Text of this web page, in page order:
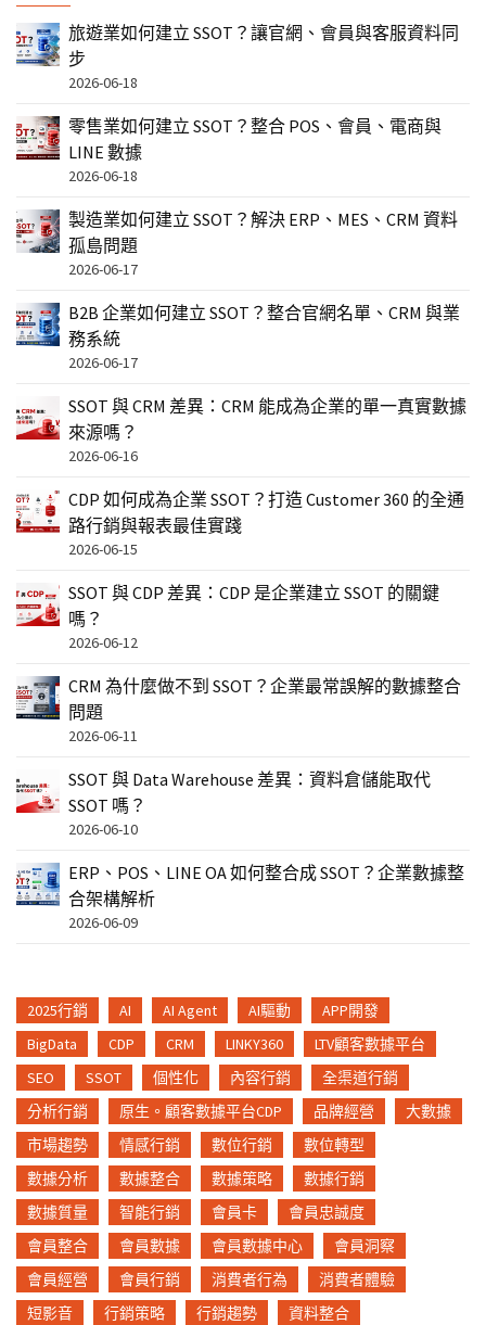
旅遊業如何建立 SSOT？讓官網、會員與客服資料同
步
2026-06-18
零售業如何建立 SSOT？整合 POS、會員、電商與
LINE 數據
2026-06-18
製造業如何建立 SSOT？解決 ERP、MES、CRM 資料
孤島問題
2026-06-17
B2B 企業如何建立 SSOT？整合官網名單、CRM 與業
務系統
2026-06-17
SSOT 與 CRM 差異：CRM 能成為企業的單一真實數據
來源嗎？
2026-06-16
CDP 如何成為企業 SSOT？打造 Customer 360 的全通
路行銷與報表最佳實踐
2026-06-15
SSOT 與 CDP 差異：CDP 是企業建立 SSOT 的關鍵
嗎？
2026-06-12
CRM 為什麼做不到 SSOT？企業最常誤解的數據整合
問題
2026-06-11
SSOT 與 Data Warehouse 差異：資料倉儲能取代
SSOT 嗎？
2026-06-10
ERP、POS、LINE OA 如何整合成 SSOT？企業數據整
合架構解析
2026-06-09
2025行銷 AI AI Agent AI驅動
APP開發
BigData
CDP CRM LINKY360
LTV顧客數據平台
SEO
SSOT 個性化 內容行銷
全渠道行銷
分析行銷
原生。顧客數據平台CDP 品牌經營
大數據
市場趨勢
情感行銷 數位行銷
數位轉型
數據分析
數據整合 數據策略
數據行銷
數據質量
智能行銷 會員卡
會員忠誠度
會員整合
會員數據 會員數據中心
會員洞察
會員經營
會員行銷 消費者行為
消費者體驗
短影音
行銷策略 行銷趨勢
資料整合